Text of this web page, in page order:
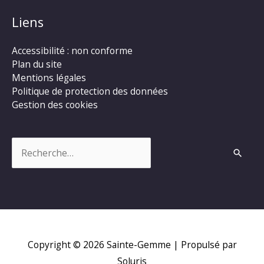
Liens
Accessibilité : non conforme
Plan du site
Mentions légales
Politique de protection des données
Gestion des cookies
Copyright © 2026 Sainte-Gemme | Propulsé par
Soluris